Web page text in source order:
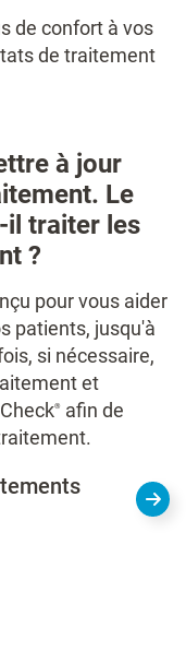
de confort à vos
de traitement
à jour
Le
il traiter les
?
pour vous aider
patients, jusqu'à
si nécessaire,
et
® afin de